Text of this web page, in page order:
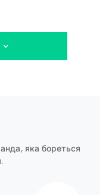
яка бореться